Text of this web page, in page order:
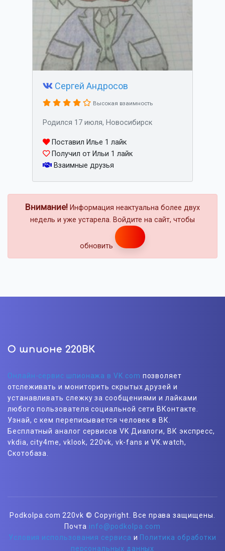
Сергей Андросов
Высокая взаимность
Родился 17 июля, Новосибирск
Поставил Илье 1 лайк
Получил от Ильи 1 лайк
Взаимные друзья
Внимание! Информация неактуальна более двух
недель и уже устарела. Войдите на сайт, чтобы
обновить
О шпионе 220ВК
Онлайн-сервис шпионажа в VK.com позволяет
отслеживать и мониторить скрытых друзей и
устанавливать слежку за сообщениями и лайками
любого пользователя социальной сети ВКонтакте.
Узнай, с кем переписывается человек в ВК.
Бесплатный аналог сервисов VK Диалоги, ВК экспресс,
vkdia, city4me, vklook, 220vk, vk-fans и VK.watch,
Скотобаза.
Podkolpa.com 220vk © Copyright. Все права защищены.
Почта info@podkolpa.com
Условия использования сервиса и Политика обработки
персональных данных